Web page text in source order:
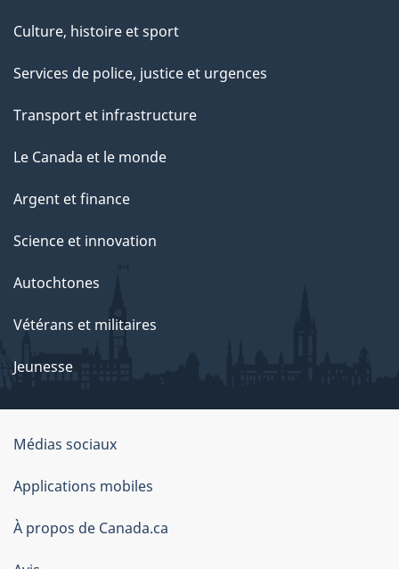
Culture, histoire et sport
Services de police, justice et urgences
Transport et infrastructure
Le Canada et le monde
Argent et finance
Science et innovation
Autochtones
Vétérans et militaires
Jeunesse
À
propos
de
Médias sociaux
Applications mobiles
À propos de Canada.ca